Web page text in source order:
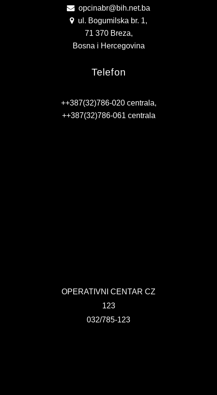
opcinabr@bih.net.ba
ul. Bogumilska br. 1,
71 370 Breza,
Bosna i Hercegovina
Telefon
++387(32)786-020 centrala,
++387(32)786-061 centrala
OPERATIVNI CENTAR CZ
123
032/785-123
VIRTUELNA ŠETNJA